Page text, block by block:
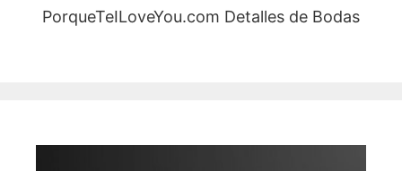
PorqueTeILoveYou.com Detalles de Bodas